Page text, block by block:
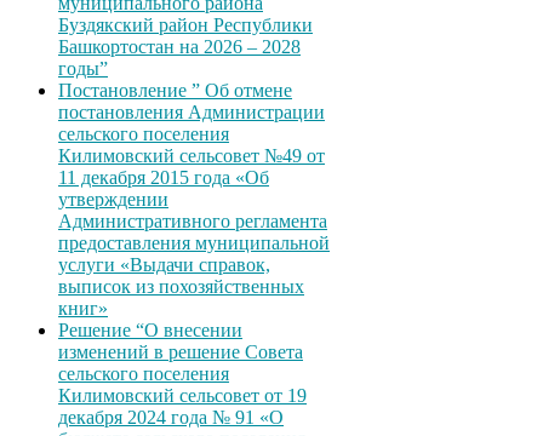
Буздякский район Республики
Башкортостан на 2026 – 2028
годы”
Постановление ” Об отмене
постановления Администрации
сельского поселения
Килимовский сельсовет №49 от
11 декабря 2015 года «Об
утверждении
Административного регламента
предоставления муниципальной
услуги «Выдачи справок,
выписок из похозяйственных
книг»
Решение “О внесении
изменений в решение Совета
сельского поселения
Килимовский сельсовет от 19
декабря 2024 года № 91 «О